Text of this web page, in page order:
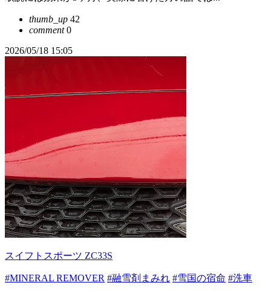
thumb_up 42
comment0
2026/05/18 15:05
スイフトスポーツ ZC33S
#MINERAL REMOVER #融雪剤まみれ #雪国の宿命 #洗車